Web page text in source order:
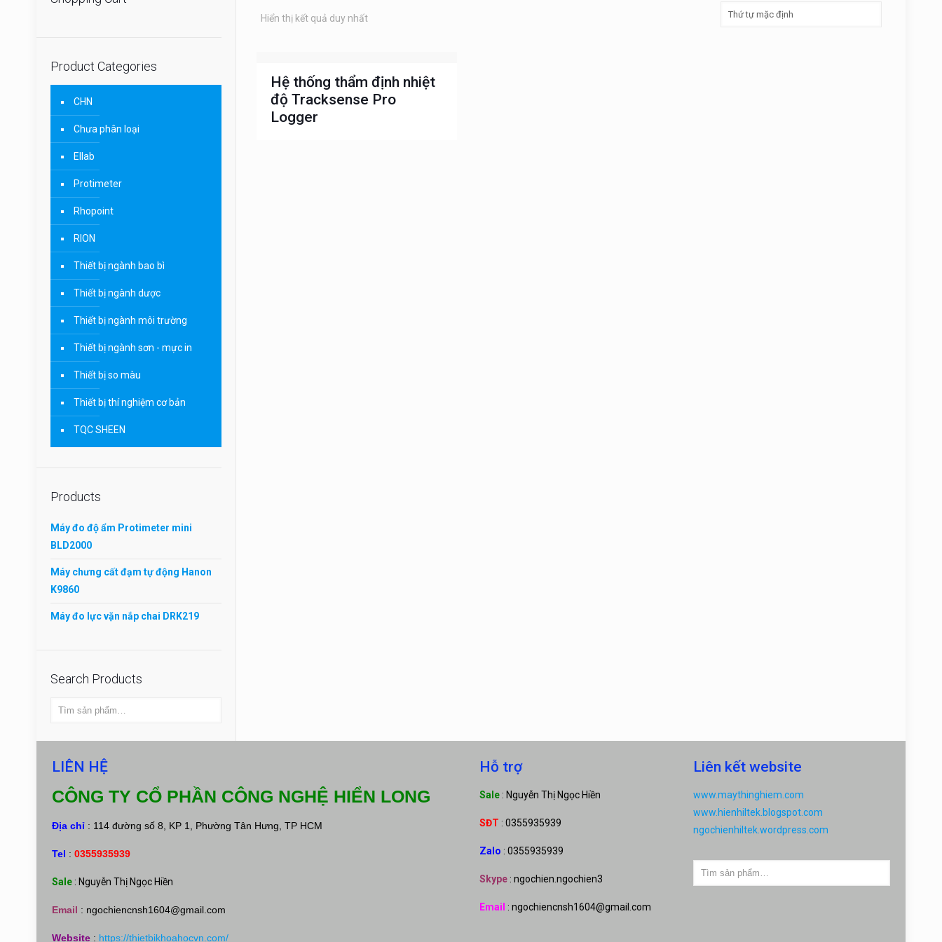
Hiển thị kết quả duy nhất
Hệ thống thẩm định nhiệt
độ Tracksense Pro
Logger
Product Categories
CHN
Chưa phân loại
Ellab
Protimeter
Rhopoint
RION
Thiết bị ngành bao bì
Thiết bị ngành dược
Thiết bị ngành môi trường
Thiết bị ngành sơn - mực in
Thiết bị so màu
Thiết bị thí nghiệm cơ bản
TQC SHEEN
Products
Máy đo độ ẩm Protimeter mini
BLD2000
Máy chưng cất đạm tự động Hanon
K9860
Máy đo lực vặn nắp chai DRK219
Search Products
LIÊN HỆ
CÔNG TY CỔ PHẦN CÔNG NGHỆ HIỂN LONG
Địa chỉ : 114 đường số 8, KP 1, Phường Tân Hưng, TP HCM
Tel :0355935939
Sale : Nguyễn Thị Ngọc Hiền
Email : ngochiencnsh1604@gmail.com
Website : https://thietbikhoahocvn.com/
Hỗ trợ
Sale : Nguyễn Thị Ngọc Hiền
SĐT : 0355935939
Zalo : 0355935939
Skype : ngochien.ngochien3
Email : ngochiencnsh1604@gmail.com
Liên kết website
www.maythinghiem.com
www.hienhiltek.blogspot.com
ngochienhiltek.wordpress.com